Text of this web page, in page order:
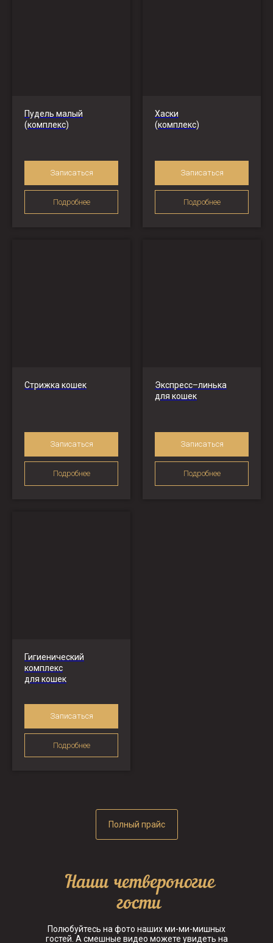
Пудель малый
(комплекс)
Записаться
Подробнее
Хаски
(комплекс)
Записаться
Подробнее
Стрижка кошек
Записаться
Подробнее
Экспресс–линька
для кошек
Записаться
Подробнее
Гигиенический
комплекс
для кошек
Записаться
Подробнее
Полный прайс
Наши четвероногие
гости
Полюбуйтесь на фото наших ми-ми-мишных
гостей. А смешные видео можете увидеть на